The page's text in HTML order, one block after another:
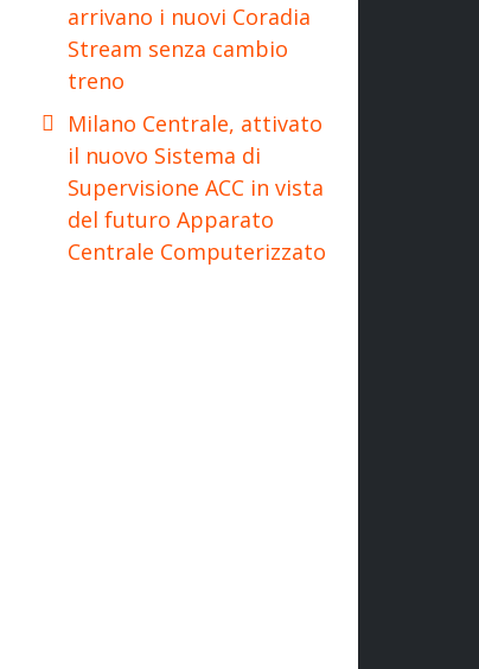
arrivano i nuovi Coradia
Stream senza cambio
treno
Milano Centrale, attivato
il nuovo Sistema di
Supervisione ACC in vista
del futuro Apparato
Centrale Computerizzato